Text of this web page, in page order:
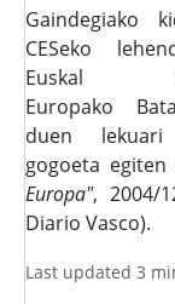
Gaindegiako
CESeko
Euskal
Europako
duen
gogoeta
Europa", 2004/
Diario Vasco).
Last updated 3